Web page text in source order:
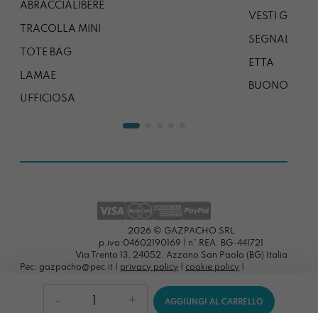
Cardisssima
AGGIUNGI AL CARRELLO
ABRACCIALIBERE
TRACOLLA MINI
TOTE BAG
LAMAE
UFFICIOSA
VESTI
SEGNALIBRO
ETTA
BUONO
2026 © GAZPACHO SRL
p.iva:04602190169 | n° REA: BG-441721
Via Trento 13, 24052, Azzano San Paolo (BG) Italia
Pec: gazpacho@pec.it | privacy policy cookie policy